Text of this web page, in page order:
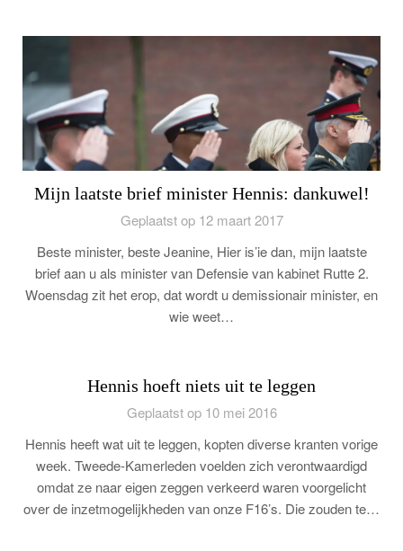
Mijn laatste brief minister Hennis: dankuwel!
Geplaatst op 12 maart 2017
Beste minister, beste Jeanine, Hier is’ie dan, mijn laatste
brief aan u als minister van Defensie van kabinet Rutte 2.
Woensdag zit het erop, dat wordt u demissionair minister, en
wie weet…
Hennis hoeft niets uit te leggen
Geplaatst op 10 mei 2016
Hennis heeft wat uit te leggen, kopten diverse kranten vorige
week. Tweede-Kamerleden voelden zich verontwaardigd
omdat ze naar eigen zeggen verkeerd waren voorgelicht
over de inzetmogelijkheden van onze F16’s. Die zouden te…